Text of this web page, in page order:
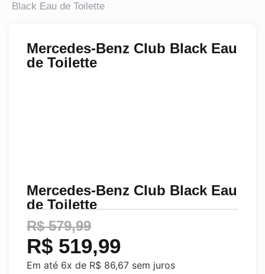
Black Eau de Toilette
Mercedes-Benz Club Black Eau
de Toilette
Mercedes-Benz Club Black Eau
de Toilette
R$579,99
R$ 519,99
Em até 6x de R$ 86,67 sem juros